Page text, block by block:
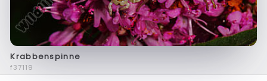
Krabbenspinne
f37119